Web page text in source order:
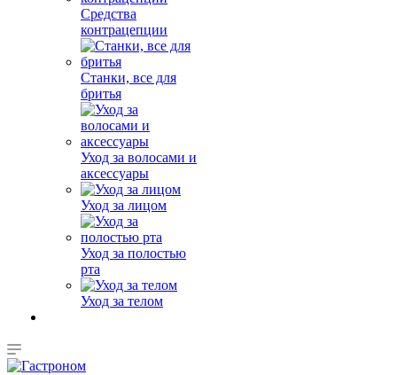
Средства
контрацепции
Станки, все для
бритья
Уход за волосами и
аксессуары
Уход за лицом
Уход за полостью
рта
Уход за телом